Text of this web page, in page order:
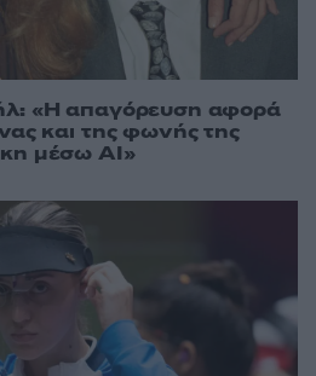
«Η απαγόρευση αφορά
και της φωνής της
μέσω AI»